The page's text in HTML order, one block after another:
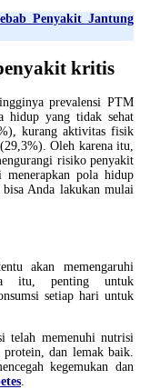
Penyakit Jantung
kritis
prevalensi PTM
hidup yang tidak sehat
kurang aktivitas fisik
Oleh karena itu,
risiko penyakit
pola hidup
bisa Anda lakukan mulai
akan memengaruhi
itu, penting untuk
setiap hari untuk
telah memenuhi nutrisi
dan lemak baik.
kegemukan dan